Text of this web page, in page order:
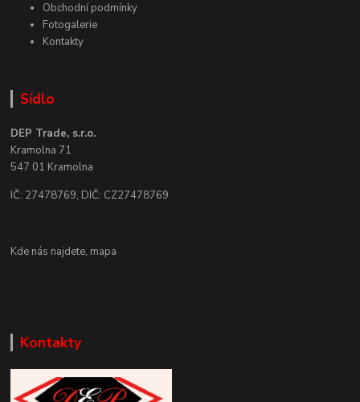
Obchodní podmínky
Fotogalerie
Kontakty
Sídlo
DEP Trade, s.r.o.
Kramolna 71
547 01 Kramolna
IČ: 27478769, DIČ: CZ27478769
Kde nás najdete, mapa
Kontakty